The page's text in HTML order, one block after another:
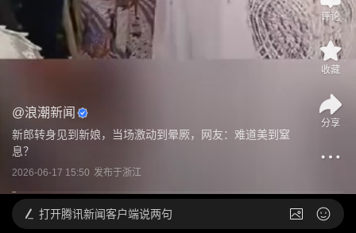
@浪潮新闻
新郎转身见到新娘，当场激动到晕厥，网友：难道美到窒
息？
2026-06-17 15:50 发布于浙江
评论
收藏
分享
打开腾讯新闻客户端说两句